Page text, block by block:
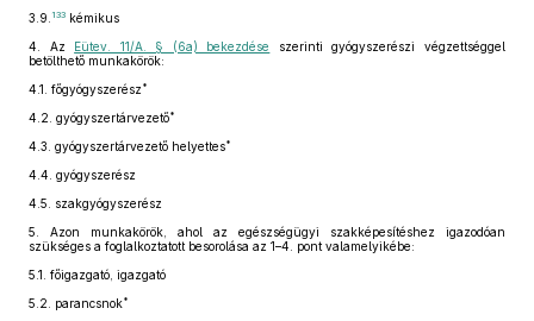
3.9. 133 kémikus
4.
Az Eütev. 11/A. § (6a) bekezdése
szerinti gyógyszerészi végzettséggel
betölthető munkakörök:
4.1. főgyógyszerész *
4.2. gyógyszertárvezető*
4.3. gyógyszertárvezető helyettes*
4.4. gyógyszerész
4.5.
szakgyógyszerész
5.
Azon munkakörök, ahol az egészségügyi szakképesítéshez igazodóan
szükséges a foglalkoztatott besorolása az 1–4. pont valamelyikébe:
5.1. főigazgató, igazgató
5.2.
parancsnok*